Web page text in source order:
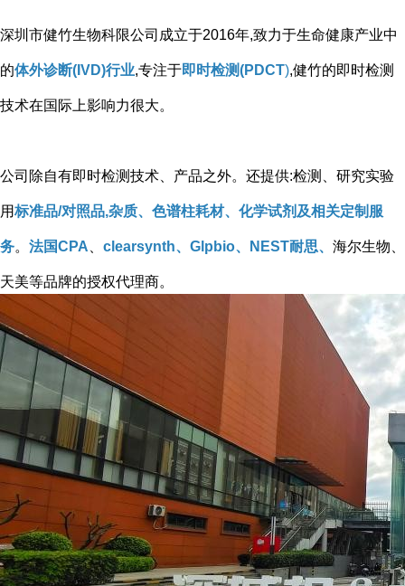
深圳市健竹生物科限公司成立于2016年,致力于生命健康产业中
的体外诊断(IVD)行业,专注于即时检测(PDCT),健竹的即时检测
技术在国际上影响力很大。
公司除自有即时检测技术、产品之外。还提供:检测、研究实验
用标准品/对照品,杂质、色谱柱耗材、化学试剂及相关定制服
务。 法国CPA clearsynth、Glpbio、NEST耐思、 海尔生物、
天美等品牌的授权代理商。